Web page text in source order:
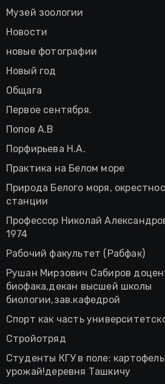
Музей зоологии
Новости
новые фотографии
Новый год
Общага
Первое сентября.
Попов А.В
Порфирьева Н.А.
Практика на Белом море
Природа Белого моря,
станции
Профессор Николай
1974
Рабочий факультет (Рабфак)
Рушан Мирзович Сабиров
биофака,декан высшей школы
биологии,зав.кафедрой
Спорт как часть
Стройотряд
Студенты КГУ в поле:
урожай!деревня Ташкичу